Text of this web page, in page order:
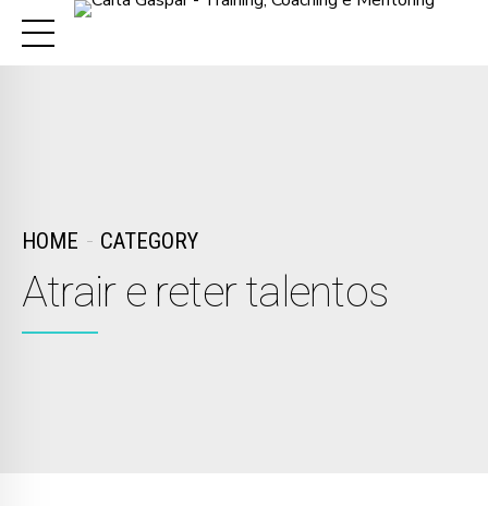
HOME CATEGORY
Atrair e reter talentos